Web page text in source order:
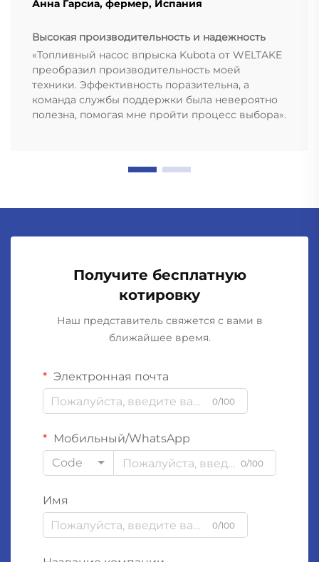
Анна Гарсиа, фермер, Испания
Высокая производительность и надежность
«Топливный насос впрыска Kubota от WELTAKE
преобразил производительность моей
техники. Эффективность поразительна, а
команда службы поддержки была невероятно
полезна, помогая мне пройти процесс выбора».
Получите бесплатную
котировку
Наш представитель свяжется с вами в
ближайшее время.
Электронная почта
0/100
Мобильный/WhatsApp
Code
0/100
Имя
0/100